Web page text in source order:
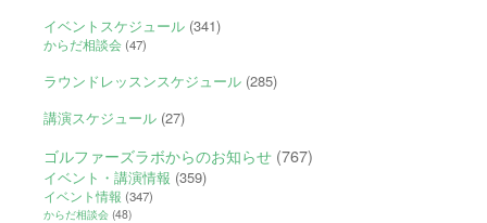
イベントスケジュール(341)
からだ相談会(47)
ラウンドレッスンスケジュール(285)
講演スケジュール(27)
ゴルファーズラボからのお知らせ(767)
イベント・講演情報 (359)
イベント情報 (347)
からだ相談会(48)